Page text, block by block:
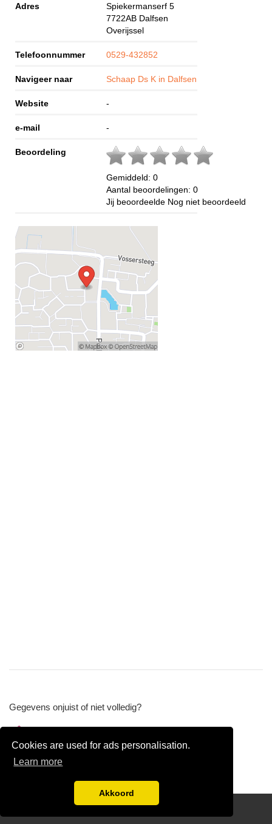
Cookies are used for ads personalisation.
Learn more
Akkoord
Adres
Spiekermanserf 5
7722AB Dalfsen
Overijssel
Telefoonnummer 0529-432852
Navigeer naar Schaap Ds K in Dalfsen
Website -
e-mail -
Beoordeling
Gemiddeld: 0
Aantal beoordelingen: 0
Jij beoordeelde Nog niet beoordeeld
Gegevens onjuist of niet volledig?